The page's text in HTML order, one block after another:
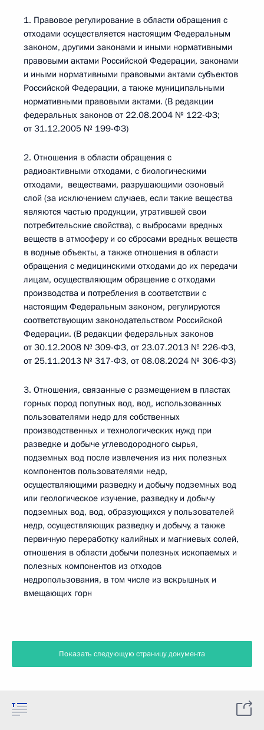
1. Правовое регулирование в области обращения с
отходами осуществляется настоящим Федеральным
законом, другими законами и иными нормативными
правовыми актами Российской Федерации, законами
и иными нормативными правовыми актами субъектов
Российской Федерации, а также муниципальными
нормативными правовыми актами. (В редакции
федеральных законов от 22.08.2004 № 122-ФЗ;
от 31.12.2005 № 199-ФЗ)
2. Отношения в области обращения с
радиоактивными отходами, с биологическими
отходами, веществами, разрушающими озоновый
слой (за исключением случаев, если такие вещества
являются частью продукции, утратившей свои
потребительские свойства), с выбросами вредных
веществ в атмосферу и со сбросами вредных веществ
в водные объекты, а также отношения в области
обращения с медицинскими отходами до их передачи
лицам, осуществляющим обращение с отходами
производства и потребления в соответствии с
настоящим Федеральным законом, регулируются
соответствующим законодательством Российской
Федерации. (В редакции федеральных законов
от 30.12.2008 № 309-ФЗ, от 23.07.2013 № 226-ФЗ,
от 25.11.2013 № 317-ФЗ, от 08.08.2024 № 306-ФЗ)
3. Отношения, связанные с размещением в пластах
горных пород попутных вод, вод, использованных
пользователями недр для собственных
производственных и технологических нужд при
разведке и добыче углеводородного сырья,
подземных вод после извлечения из них полезных
компонентов пользователями недр,
осуществляющими разведку и добычу подземных вод
или геологическое изучение, разведку и добычу
подземных вод, вод, образующихся у пользователей
недр, осуществляющих разведку и добычу, а также
первичную переработку калийных и магниевых солей,
отношения в области добычи полезных ископаемых и
полезных компонентов из отходов
недропользования, в том числе из вскрышных и
вмещающих горн
Показать следующую страницу документа